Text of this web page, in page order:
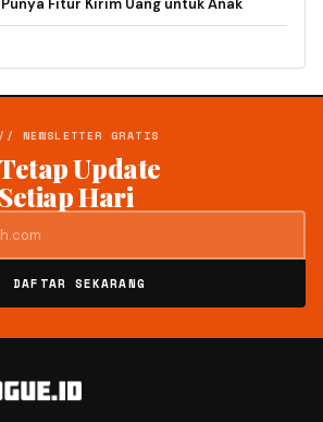
Fitur Kirim Uang untuk Anak
// NEWSLETTER GRATIS
Update
Setiap Hari
DAFTAR SEKARANG